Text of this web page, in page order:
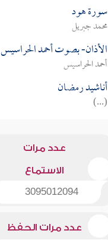
سورة هود
محمد جبريل
الأذان- بصوت أحمد الحراسيس
أحمد الحراسيس
أناشيد رمضان
(...)
عدد مرات
الاستماع
3095012094
عدد مرات الحفظ